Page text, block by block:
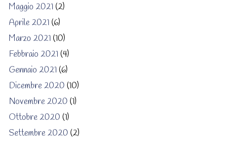
Maggio 2021 (2)
Aprile 2021 (6)
Marzo 2021 (10)
Febbraio 2021 (4)
Gennaio 2021 (6)
Dicembre 2020 (10)
Novembre 2020 (1)
Ottobre 2020 (1)
Settembre 2020 (2)